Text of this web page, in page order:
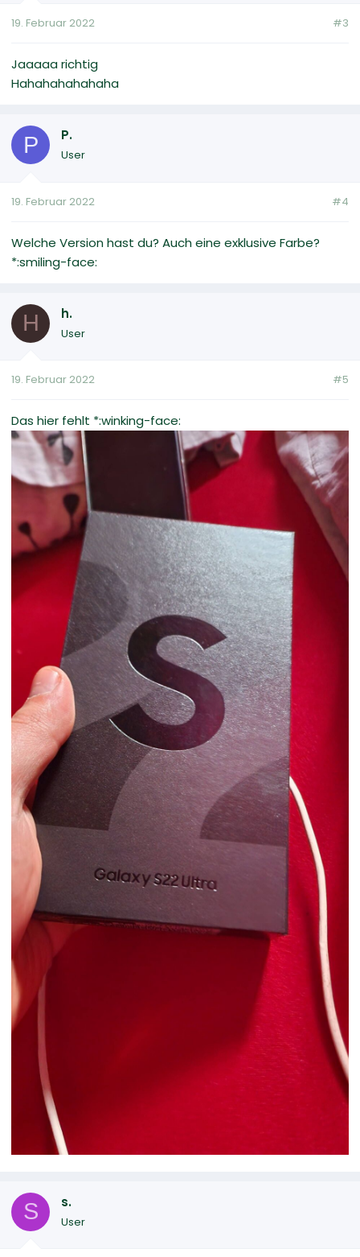
19. Februar 2022 #3
Jaaaaa richtig
Hahahahahahaha
P P.
User
19. Februar 2022 #4
Welche Version hast du? Auch eine exklusive Farbe?
*:smiling-face:
H h.
User
19. Februar 2022 #5
Das hier fehlt *:winking-face:
S s.
User